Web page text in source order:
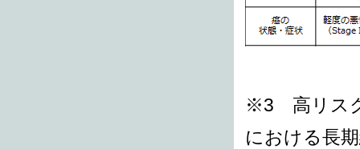
※3 高リスク
における長